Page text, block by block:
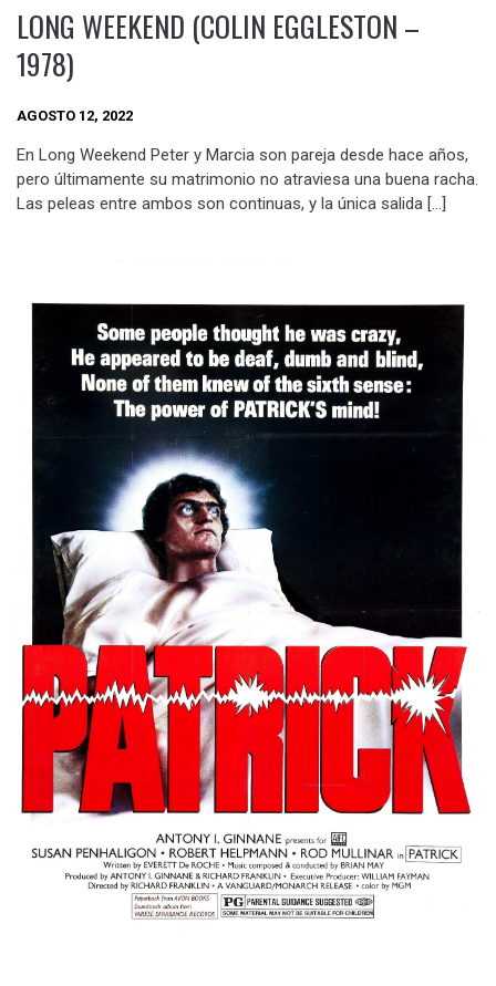
LONG WEEKEND (COLIN EGGLESTON –
1978)
AGOSTO 12, 2022
En Long Weekend Peter y Marcia son pareja desde hace años,
pero últimamente su matrimonio no atraviesa una buena racha.
Las peleas entre ambos son continuas, y la única salida […]